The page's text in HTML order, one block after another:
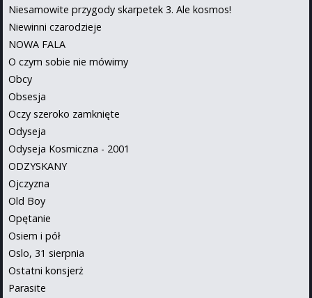
Niesamowite przygody skarpetek 3. Ale kosmos!
Niewinni czarodzieje
NOWA FALA
O czym sobie nie mówimy
Obcy
Obsesja
Oczy szeroko zamknięte
Odyseja
Odyseja Kosmiczna - 2001
ODZYSKANY
Ojczyzna
Old Boy
Opętanie
Osiem i pół
Oslo, 31 sierpnia
Ostatni konsjerż
Parasite